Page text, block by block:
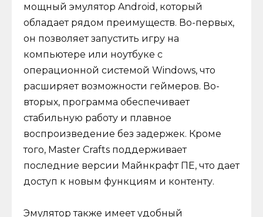
мощный эмулятор Android, который
обладает рядом преимуществ. Во-первых,
он позволяет запустить игру на
компьютере или ноутбуке с
операционной системой Windows, что
расширяет возможности геймеров. Во-
вторых, программа обеспечивает
стабильную работу и плавное
воспроизведение без задержек. Кроме
того, Master Crafts поддерживает
последние версии Майнкрафт ПЕ, что дает
доступ к новым функциям и контенту.
Эмулятор также имеет удобный